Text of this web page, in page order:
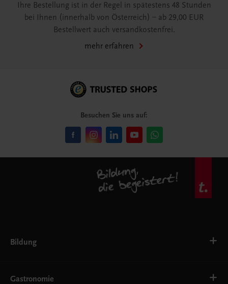
Ihre Bestellung ist in der Regel in spätestens 48 Stunden
bei Ihnen (innerhalb von Österreich) – ab 29,00 EUR
Bestellwert auch versandkostenfrei.
mehr erfahren
Besuchen Sie uns auf:
Bildung
AHS
Gastronomie